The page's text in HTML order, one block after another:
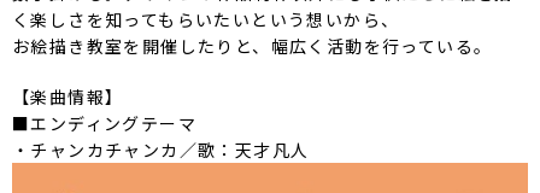
く楽しさを知ってもらいたいという想いから、
お絵描き教室を開催したりと、幅広く活動を行っている。
【楽曲情報】
■エンディングテーマ
・チャンカチャンカ／歌：天才凡人